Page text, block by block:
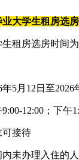
业大学生租房选
房选房时间为
年5月12日至2026
9:00-12:00；下午
可接待
内未办理入住的